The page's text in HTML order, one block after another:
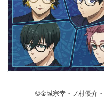
©︎金城宗幸・ノ村優介